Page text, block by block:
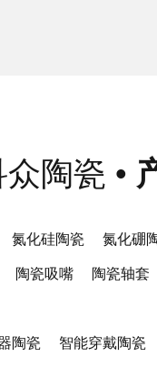
众陶瓷 •
氮化硅陶瓷 氮化硼
陶瓷吸嘴 陶瓷轴套
陶瓷 智能穿戴陶瓷